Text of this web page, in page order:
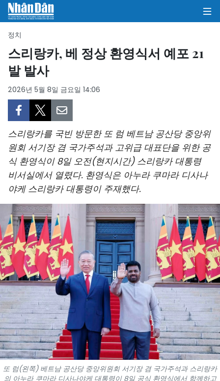
정치
비즈니스
사회
환경
문화
스포츠
과학기술
여행
세계
사진
비디오
인포그래픽
정치
스리랑카, 베 정상 환영식서 예포 21
발 발사
2026년 5월 8일 금요일 14:06
스리랑카를 국빈 방문한 또 럼 베트남 공산당 중앙위
원회 서기장 겸 국가주석과 고위급 대표단을 위한 공
식 환영식이 8일 오전(현지시간) 스리랑카 대통령
비서실에서 열렸다. 환영식은 아누라 쿠마라 디사나
야케 스리랑카 대통령이 주재했다.
또 럼(왼쪽) 베트남 공산당 중앙위원회 서기장 겸 국가주석과 스리랑카
의 아누라 쿠마라 디사나야케 대통령이 8일 공식 환영식에서 함께하고